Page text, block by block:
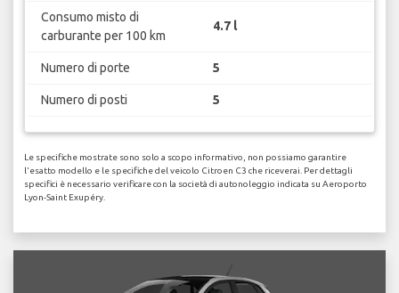
Consumo misto di
carburante per 100 km
4.7 l
Numero di porte 5
Numero di posti 5
Le specifiche mostrate sono solo a scopo informativo, non possiamo garantire
l'esatto modello e le specifiche del veicolo Citroen C3 che riceverai. Per dettagli
specifici è necessario verificare con la società di autonoleggio indicata su Aeroporto
Lyon-Saint Exupéry.